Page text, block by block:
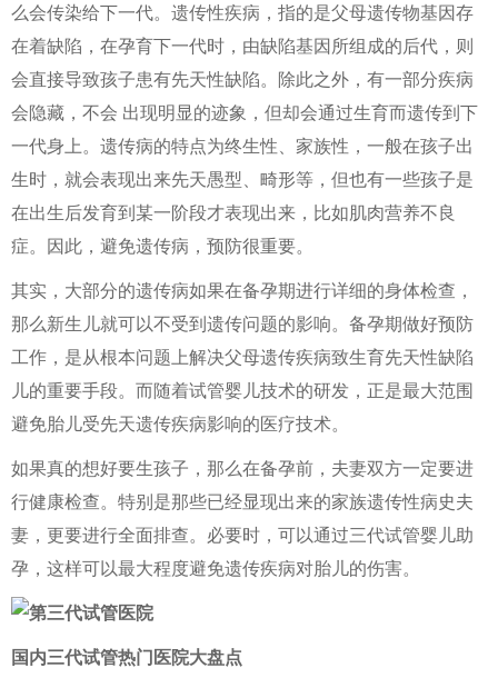
么会传染给下一代。遗传性疾病，指的是父母遗传物基因存
在着缺陷，在孕育下一代时，由缺陷基因所组成的后代，则
会直接导致孩子患有先天性缺陷。除此之外，有一部分疾病
会隐藏，不会 出现明显的迹象，但却会通过生育而遗传到下
一代身上。遗传病的特点为终生性、家族性，一般在孩子出
生时，就会表现出来先天愚型、畸形等，但也有一些孩子是
在出生后发育到某一阶段才表现出来，比如肌肉营养不良
症。因此，避免遗传病，预防很重要。
其实，大部分的遗传病如果在备孕期进行详细的身体检查，
那么新生儿就可以不受到遗传问题的影响。备孕期做好预防
工作，是从根本问题上解决父母遗传疾病致生育先天性缺陷
儿的重要手段。而随着试管婴儿技术的研发，正是最大范围
避免胎儿受先天遗传疾病影响的医疗技术。
如果真的想好要生孩子，那么在备孕前，夫妻双方一定要进
行健康检查。特别是那些已经显现出来的家族遗传性病史夫
妻，更要进行全面排查。必要时，可以通过三代试管婴儿助
孕，这样可以最大程度避免遗传疾病对胎儿的伤害。
国内三代试管热门医院大盘点